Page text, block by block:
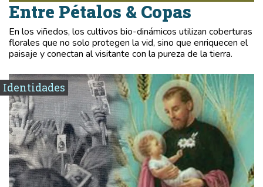
Entre Pétalos & Copas
En los viñedos, los cultivos bio-dinámicos utilizan coberturas
florales que no solo protegen la vid, sino que enriquecen el
paisaje y conectan al visitante con la pureza de la tierra.
Identidades